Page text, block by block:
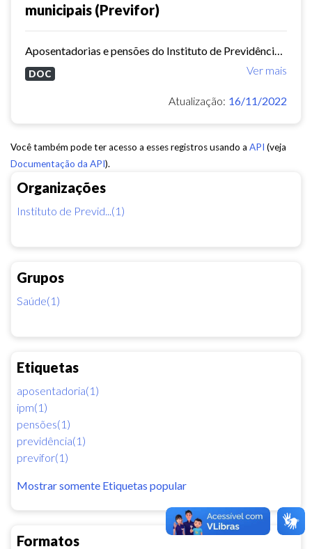
Organizações
Instituto de Previd...(1)
Grupos
Saúde(1)
Etiquetas
aposentadoria(1)
ipm(1)
pensões(1)
previdência(1)
previfor(1)
Mostrar somente Etiquetas popular
Formatos
municipais (Previfor)
Ver mais
DOC
Atualização: 16/11/2022
Você também pode ter acesso a esses registros usando a API (veja
Documentação da API).